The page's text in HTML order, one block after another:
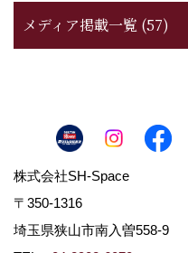
メディア掲載一覧 (57)
株式会社SH-Space
〒350-1316
埼玉県狭山市南入曽558-9